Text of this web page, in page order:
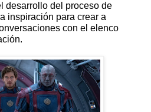
desarrollo del proceso de
inspiración para crear a
con el elenco